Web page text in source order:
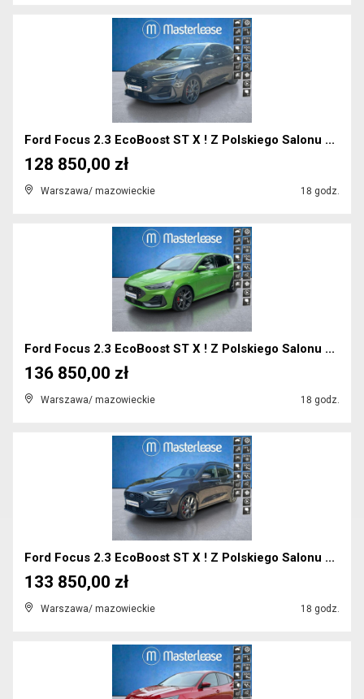
Ford Focus 2.3 EcoBoost ST X ! Z Polskiego Salonu ...
Warszawa/ mazowieckie 18 godz.
128 850,00 zł
Ford Focus 2.3 EcoBoost ST X ! Z Polskiego Salonu ...
Warszawa/ mazowieckie 18 godz.
136 850,00 zł
Ford Focus 2.3 EcoBoost ST X ! Z Polskiego Salonu ...
Warszawa/ mazowieckie 18 godz.
133 850,00 zł